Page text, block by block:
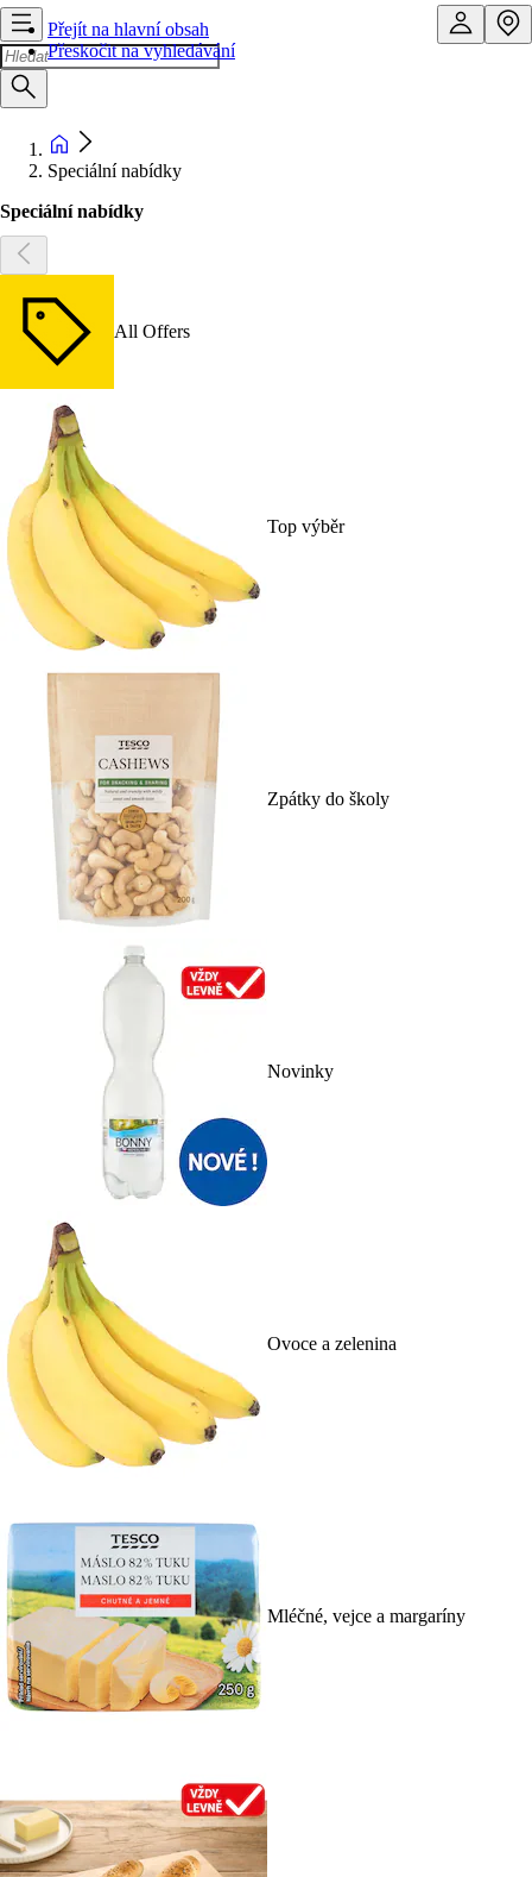
Přejít na hlavní obsah
Přeskočit na vyhledávání
Speciální nabídky
Speciální nabídky
All Offers
Top výběr
Zpátky do školy
Novinky
Ovoce a zelenina
Mléčné, vejce a margaríny